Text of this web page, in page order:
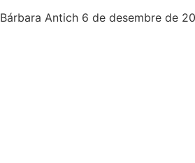
Bárbara Antich 6 de desembre de